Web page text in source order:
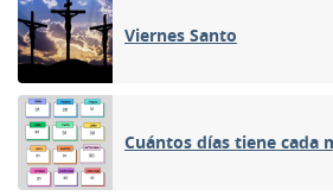
Viernes Santo
Cuántos días tiene cada